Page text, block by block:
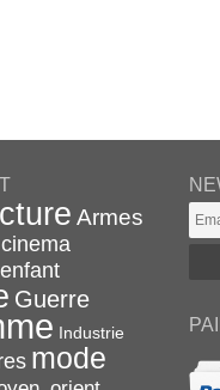
Armes
cinema
enfant
Guerre
Industrie
mode